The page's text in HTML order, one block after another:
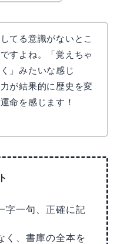
てる意識がないとこ
すよね。「覚えちゃ
」みたいな感じ
が結果的に歴史を変
命を感じます！
字一句、正確に記
く、書庫の全本を